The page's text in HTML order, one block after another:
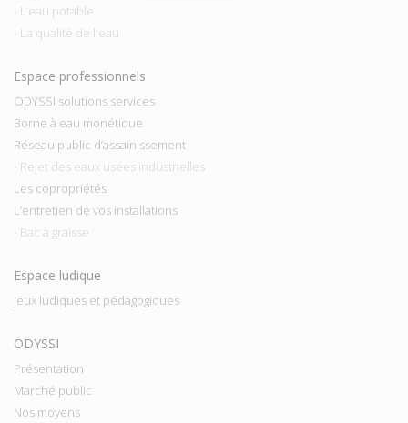
- L’eau potable
- La qualité de l'eau
Espace professionnels
ODYSSI solutions services
Borne à eau monétique
Réseau public d’assainissement
- Rejet des eaux usées industrielles
Les copropriétés
L’entretien de vos installations
- Bac à graisse
Espace ludique
Jeux ludiques et pédagogiques
ODYSSI
Présentation
Marché public
Nos moyens